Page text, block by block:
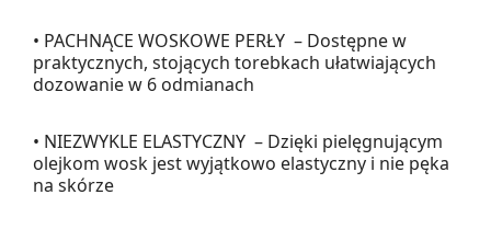
• PACHNĄCE WOSKOWE PERŁY – Dostępne w
praktycznych, stojących torebkach ułatwiających
dozowanie w 6 odmianach
• NIEZWYKLE ELASTYCZNY – Dzięki pielęgnującym
olejkom wosk jest wyjątkowo elastyczny i nie pęka
na skórze